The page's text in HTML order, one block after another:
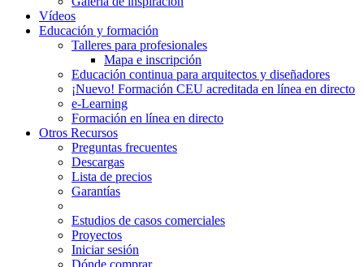
Vídeos
Educación y formación
Talleres para profesionales
Mapa e inscripción
Educación continua para arquitectos y diseñadores
¡Nuevo! Formación CEU acreditada en línea en directo
e-Learning
Formación en línea en directo
Otros Recursos
Preguntas frecuentes
Descargas
Lista de precios
Garantías
Estudios de casos comerciales
Proyectos
Iniciar sesión
Dónde comprar